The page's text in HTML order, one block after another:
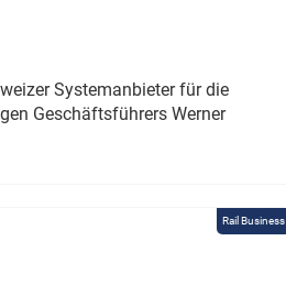
Systemanbieter für die
Geschäftsführers Werner
Rail Business